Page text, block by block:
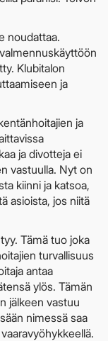
noudattaa.
Klubitalon
ja
ja
ja divotteja ei
vastuulla. Nyt on
kiinni ja katsoa,
asioista, jos niitä
Tämä tuo joka
turvallisuus
antaa
ylös. Tämän
jälkeen vastuu
nimessä saa